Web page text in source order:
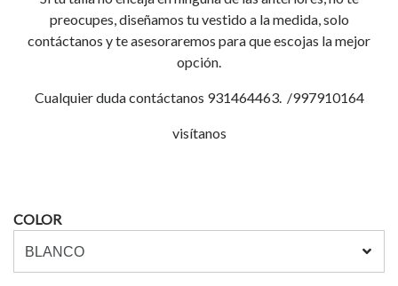
preocupes, diseñamos tu vestido a la medida, solo
contáctanos y te asesoraremos para que escojas la mejor
opción.
Cualquier duda contáctanos 931464463. /997910164
visítanos
COLOR